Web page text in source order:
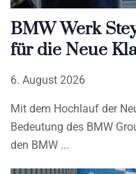
BMW Werk
für die Neue
6. August 2026
Mit dem Hochlauf der
Bedeutung des BMW
den BMW